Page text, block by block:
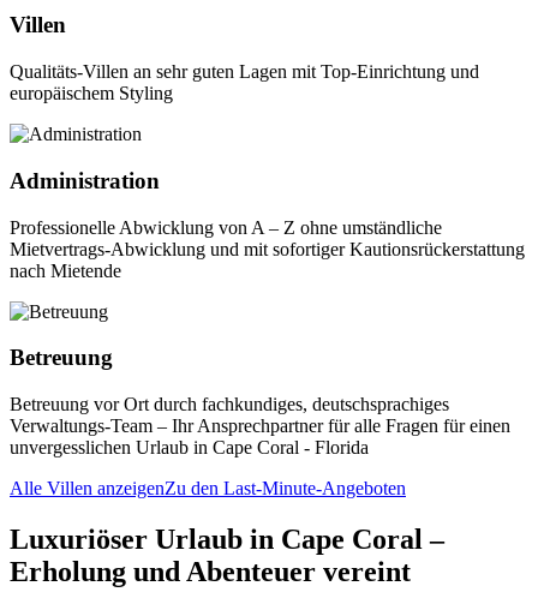
Villen
Qualitäts-Villen an sehr guten Lagen mit Top-Einrichtung und
europäischem Styling
Administration
Professionelle Abwicklung von A – Z ohne umständliche
Mietvertrags-Abwicklung und mit sofortiger Kautionsrückerstattung
nach Mietende
Betreuung
Betreuung vor Ort durch fachkundiges, deutschsprachiges
Verwaltungs-Team – Ihr Ansprechpartner für alle Fragen für einen
unvergesslichen Urlaub in Cape Coral - Florida
Alle Villen anzeigenZu den Last-Minute-Angeboten
Luxuriöser Urlaub in Cape Coral –
Erholung und Abenteuer vereint